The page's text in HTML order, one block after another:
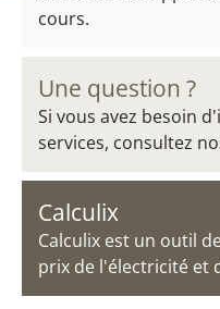
cours.
Une question ?
Si vous avez besoin
services, consultez
Calculix
Calculix est un outil
prix de l'électricité et